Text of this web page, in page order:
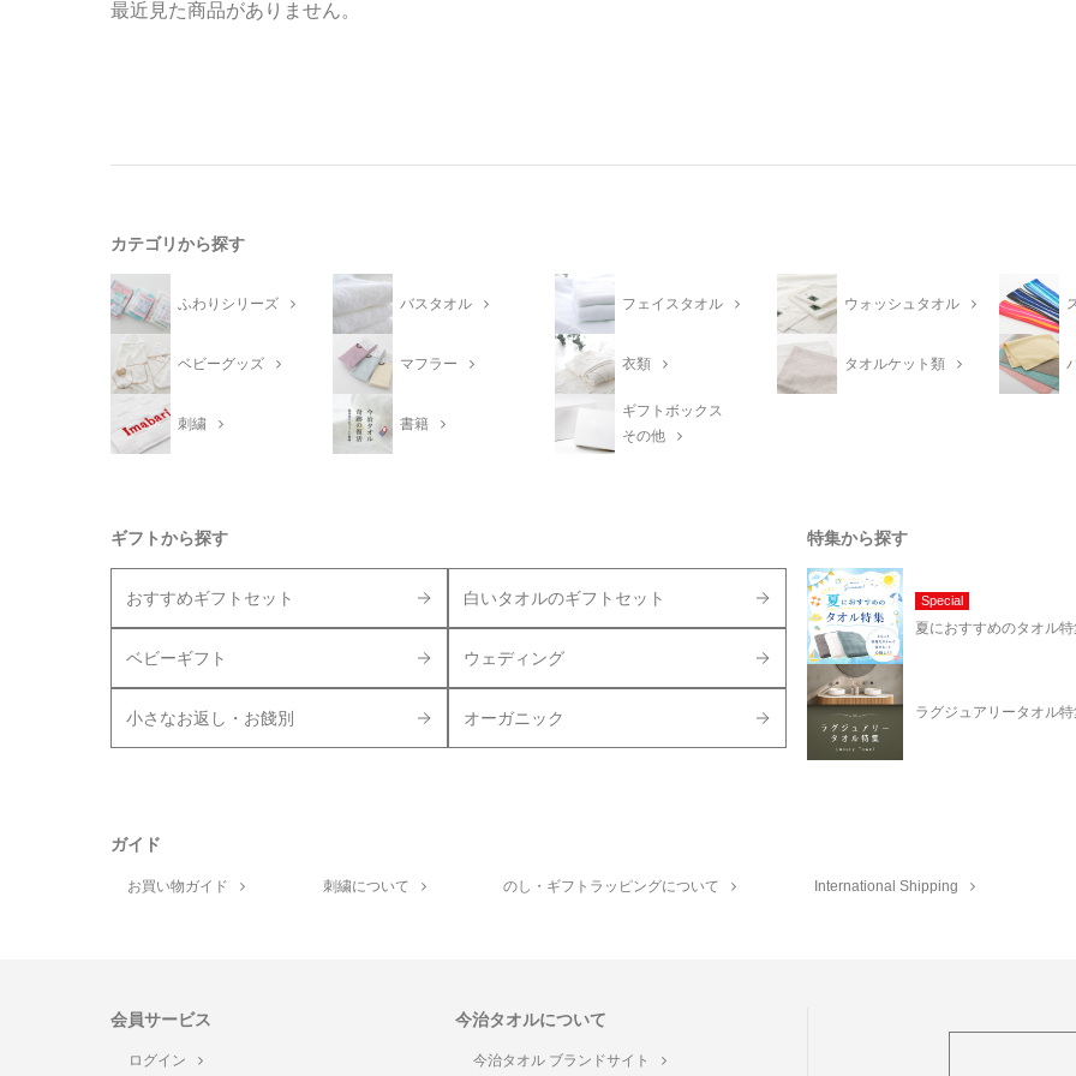
最近見た商品がありません。
カテゴリから探す
ふわりシリーズ バスタオル フェイスタオル ウォッシュタオル
ベビーグッズ マフラー 衣類 タオルケット類
刺繍 書籍
ギフトボックス
その他
ギフトから探す
おすすめギフトセット 白いタオルのギフトセット
ベビーギフト ウェディング
小さなお返し・お餞別 オーガニック
特集から探す
Special
夏におすすめのタオル
ラグジュアリータオル
ガイド
お買い物ガイド 刺繍について のし・ギフトラッピングについて International Shipping
会員サービス
ログイン
今治タオルについて
今治タオル ブランドサイト